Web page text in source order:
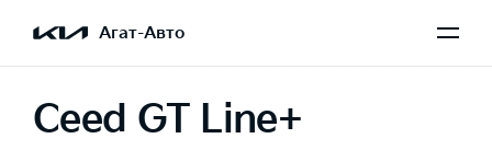
Агат-Авто
Ceed GT Line+